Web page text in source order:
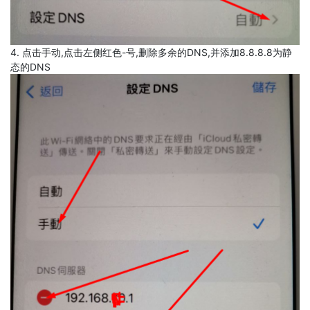
4. 点击手动,点击左侧红色-号,删除多余的DNS,并添加8.8.8.8为静
态的DNS